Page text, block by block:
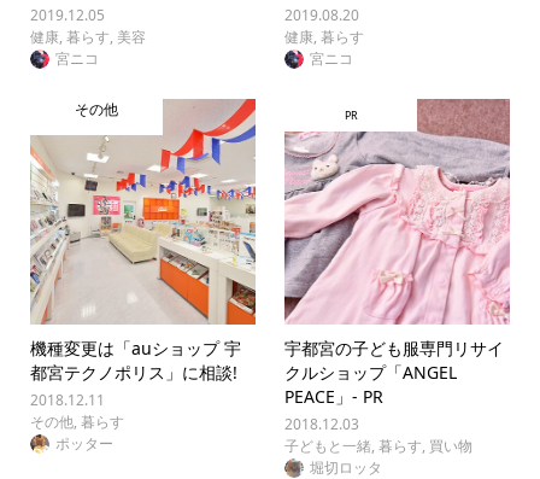
2019.12.05
健康, 暮らす, 美容
宮ニコ
2019.08.20
健康,暮らす
宮ニコ
その他
機種変更は「auショップ 宇
都宮テクノポリス」に相談!
2018.12.11
その他, 暮らす
ポッター
PR
宇都宮の子ども服専門リサイ
クルショップ「ANGEL
PEACE」- PR
2018.12.03
子どもと一緒,暮らす, 買い物
堀切ロッタ